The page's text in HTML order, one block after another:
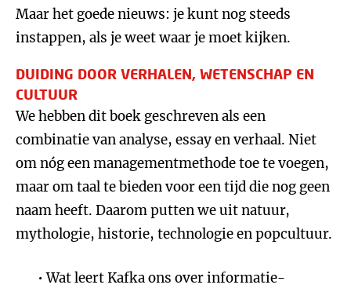
Maar het goede nieuws: je kunt nog steeds
instappen, als je weet waar je moet kijken.
DUIDING DOOR VERHALEN, WETENSCHAP EN
CULTUUR
We hebben dit boek geschreven als een
combinatie van analyse, essay en verhaal. Niet
om nóg een managementmethode toe te voegen,
maar om taal te bieden voor een tijd die nog geen
naam heeft. Daarom putten we uit natuur,
mythologie, historie, technologie en popcultuur.
Wat leert Kafka ons over informatie-